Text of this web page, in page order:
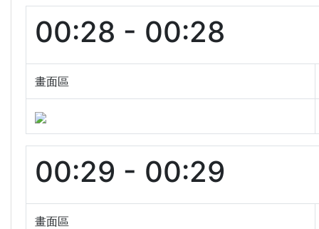
00:28 - 00:28
畫面區
00:29 - 00:29
畫面區